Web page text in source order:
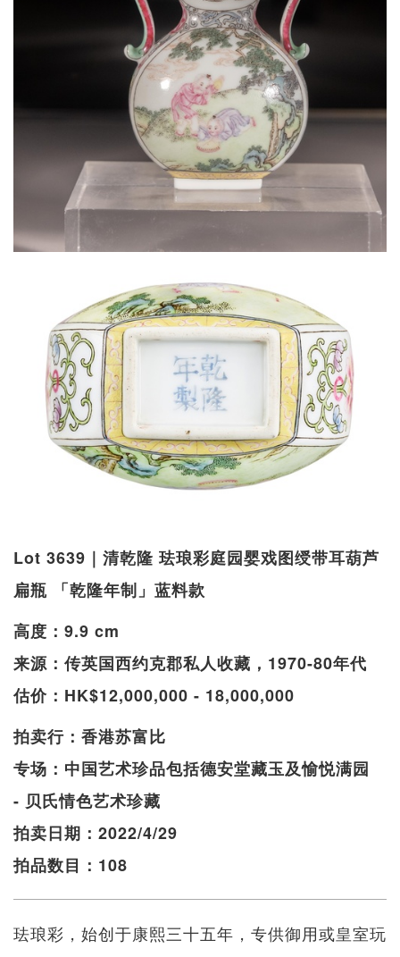
Lot 3639｜清乾隆 珐琅彩庭园婴戏图绶带耳葫芦
扁瓶 「乾隆年制」蓝料款
高度：9.9 cm
来源：传英国西约克郡私人收藏，1970-80年代
估价：HK$12,000,000 - 18,000,000
拍卖行：香港苏富比
专场：中国艺术珍品包括德安堂藏玉及愉悦满园
- 贝氏情色艺术珍藏
拍卖日期：2022/4/29
拍品数目：108
珐琅彩，始创于康熙三十五年，专供御用或皇室玩